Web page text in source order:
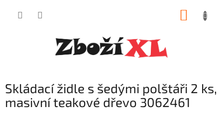
Skládací židle s šedými polštáři 2 ks,
masivní teakové dřevo 3062461